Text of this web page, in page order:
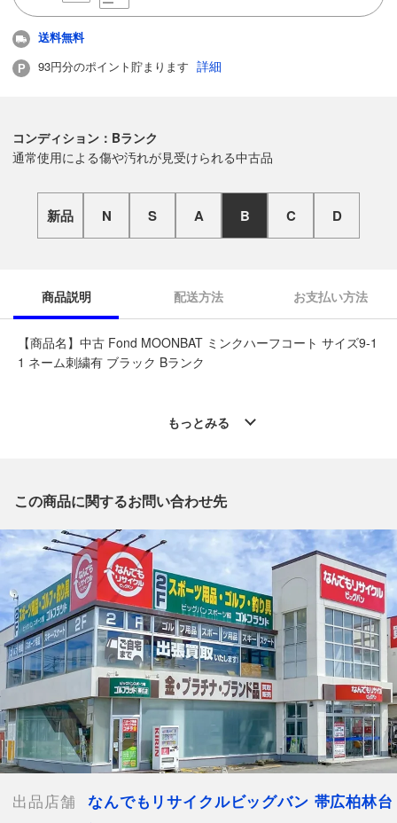
送料無料
93円分のポイント貯まります 詳細
コンディション：Bランク
通常使用による傷や汚れが見受けられる中古品
新品 N S A B C D
商品説明 配送方法 お支払い方法
【商品名】中古 Fond MOONBAT ミンクハーフコート サイズ9-1
1 ネーム刺繍有 ブラック Bランク
※「なんでもリサイクルビッグバン 公式オンラインストアの出
電話番号：0155-41-3196
【店舗内商品コード】1001103786043
【メーカー】Fond MOONBAT
【対象】レディース
【カラー】ブラック
【肩幅】約45cm
【着丈】約76cm
【身幅】約57cm
【袖丈】約60cm
【付属品】なし
【ランク】Bランク
通常使用による傷や汚れが見受けられる中古品
もっとみる
この商品に関するお問い合わせ先
出品店舗
なんでもリサイクルビッグバン 帯広柏林台